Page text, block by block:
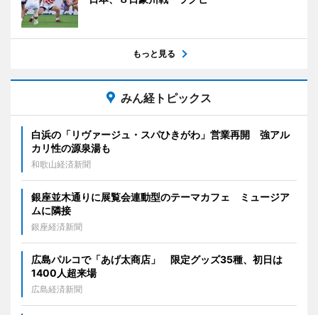
もっと見る
みん経トピックス
白浜の「リヴァージュ・スパひきがわ」営業再開 強アル
カリ性の源泉湯も
和歌山経済新聞
銀座並木通りに展覧会連動型のテーマカフェ ミュージア
ムに隣接
銀座経済新聞
広島パルコで「あげ太商店」 限定グッズ35種、初日は
1400人超来場
広島経済新聞